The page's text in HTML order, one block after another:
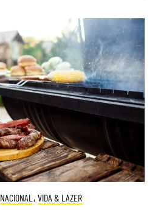
NACIONAL , VIDA & LAZER